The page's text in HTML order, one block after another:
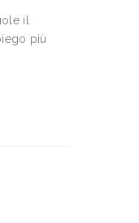
il
più